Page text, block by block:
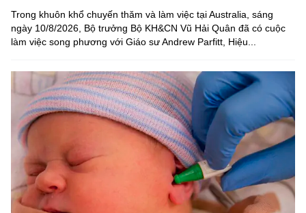
Trong khuôn khổ chuyến thăm và làm việc tại Australia, sáng
ngày 10/8/2026, Bộ trưởng Bộ KH&CN Vũ Hải Quân đã có cuộc
làm việc song phương với Giáo sư Andrew Parfitt, Hiệu...